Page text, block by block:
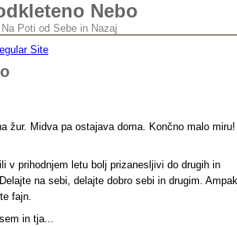
Nebo
Na Poti od Sebe in Nazaj
Site
žur. Midva pa ostajava doma. Končno malo miru!
v prihodnjem letu bolj prizanesljivi do drugih in
na sebi, delajte dobro sebi in drugim. Ampak
fajn.
in tja...